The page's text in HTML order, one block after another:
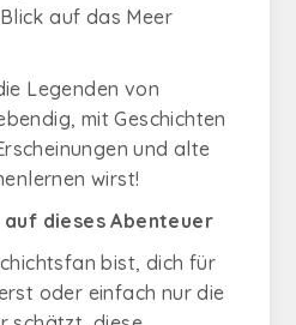
auf das Meer
Legenden von
mit Geschichten
und alte
wirst!
dieses Abenteuer
bist, dich für
oder einfach nur die